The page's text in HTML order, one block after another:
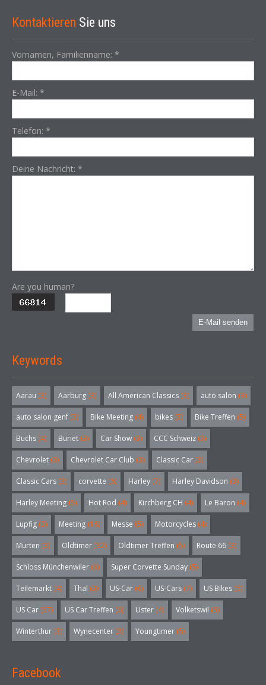
Kontaktieren Sie uns
Vornamen, Familienname: *
E-Mail: *
Telefon: *
Deine Nachricht: *
Are you human?
E-Mail senden
Keywords
Aarau (3) Aarburg (3) All American Classics (3) auto salon (3)
auto salon genf (3) Bike Meeting (4) bikes (5) Bike Treffen (5)
Buchs (4) Buriet (3) Car Show (3) CCC Schweiz (3)
Chevrolet (3) Chevrolet Car Club (3) Classic Car (3)
Classic Cars (3) corvette (6) Harley (7) Harley Davidson (3)
Harley Meeting (5) Hot Rod (4) Kirchberg CH (4) Le Baron (4)
Lupfig (3) Meeting (18) Messe (5) Motorcycles (4)
Murten (3) Oldtimer (32) Oldtimer Treffen (5) Route 66 (3)
Schloss Münchenwiler (3) Super Corvette Sunday (5)
Teilemarkt (4) Thal (3) US-Car (6) US-Cars (7) US Bikes (5)
US Car (57) US Car Treffen (6) Uster (4) Volketswil (3)
Winterthur (3) Wynecenter (3) Youngtimer (5)
Facebook